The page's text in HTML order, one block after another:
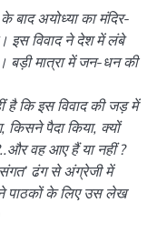
अयोध्या का मंदिर-
इस विवाद ने देश में लंबे
बड़ी मात्रा में जन-धन की
कि इस विवाद की जड़ में
पैदा किया, क्यों
वह आए हैं या नहीं ?
ढंग से अंग्रेजी में
पाठकों के लिए उस लेख